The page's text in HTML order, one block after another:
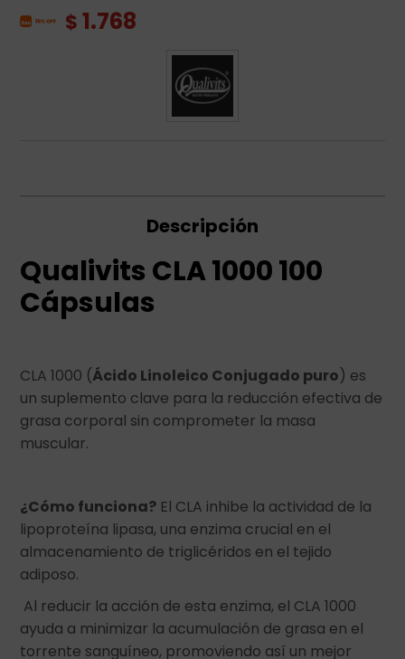
$ 1.768
Descripción
Qualivits CLA 1000 100
Cápsulas
CLA 1000 (Ácido Linoleico Conjugado puro) es
un suplemento clave para la reducción efectiva de
grasa corporal sin comprometer la masa
muscular.
¿Cómo funciona? El CLA inhibe la actividad de la
lipoproteína lipasa, una enzima crucial en el
almacenamiento de triglicéridos en el tejido
adiposo.
Al reducir la acción de esta enzima, el CLA 1000
ayuda a minimizar la acumulación de grasa en el
torrente sanguíneo, promoviendo así un mejor